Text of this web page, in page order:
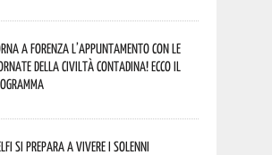
a Forenza l’appuntamento con le
della Civiltà Contadina! Ecco il
si prepara a vivere i solenni